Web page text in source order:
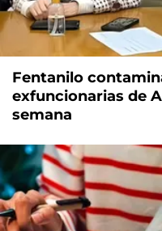
Fentanilo
exfuncionarias de
semana